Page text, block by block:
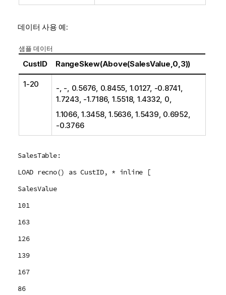
데이터 사용 예:
샘플 데이터
CustID RangeSkew(Above(SalesValue,0,3))
1-20
-, -, 0.5676, 0.8455, 1.0127, -0.8741,
1.7243, -1.7186, 1.5518, 1.4332, 0,
1.1066, 1.3458, 1.5636, 1.5439, 0.6952,
-0.3766
SalesTable:
LOAD recno() as CustID, * inline [
SalesValue
101
163
126
139
167
86